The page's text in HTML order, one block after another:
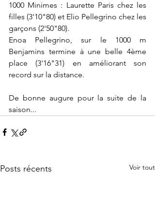
1000 Minimes : Laurette Paris chez les
filles (3'10"80) et Elio Pellegrino chez les
garçons (2'50"80).
Enoa Pellegrino, sur le 1000 m
Benjamins termine à une belle 4ème
place (3'16"31) en améliorant son
record sur la distance.
De bonne augure pour la suite de la
saison...
Posts récents Voir tout